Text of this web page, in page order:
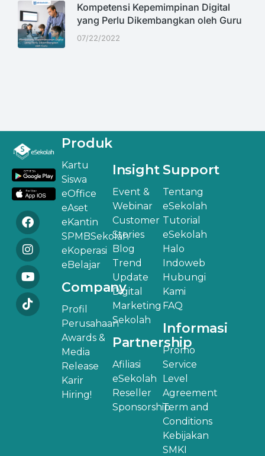
Kompetensi Kepemimpinan Digital
yang Perlu Dikembangkan oleh Guru
07/22/2022
Produk
Kartu
Siswa
eOffice
eAset
eKantin
SPMBSekolah
eKoperasi
eBelajar
Company
Profil
Perusahaan
Awards &
Media
Release
Karir
Hiring!
Insight
Event &
Webinar
Customer
Stories
Blog
Trend
Update
Digital
Marketing
Sekolah
Partnership
Afiliasi
eSekolah
Reseller
Sponsorship
Support
Tentang
eSekolah
Tutorial
eSekolah
Halo
Indoweb
Hubungi
Kami
FAQ
Informasi
Promo
Service
Level
Agreement
Term and
Conditions
Kebijakan
SMKI